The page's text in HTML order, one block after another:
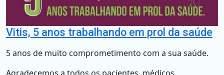
Vitis, 5 anos trabalhando em prol da saúde
5 anos de muito comprometimento com a sua saúde.